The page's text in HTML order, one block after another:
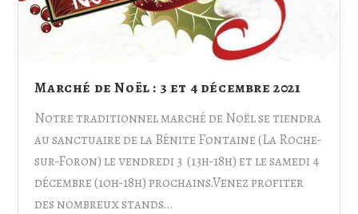
Marché de Noël : 3 et 4 décembre 2021
Notre traditionnel marché de Noël se tiendra
au sanctuaire de la Bénite Fontaine (La Roche-
sur-Foron) le vendredi 3 (13h-18h) et le samedi 4
décembre (10h-18h) prochains.Venez profiter
des nombreux stands…